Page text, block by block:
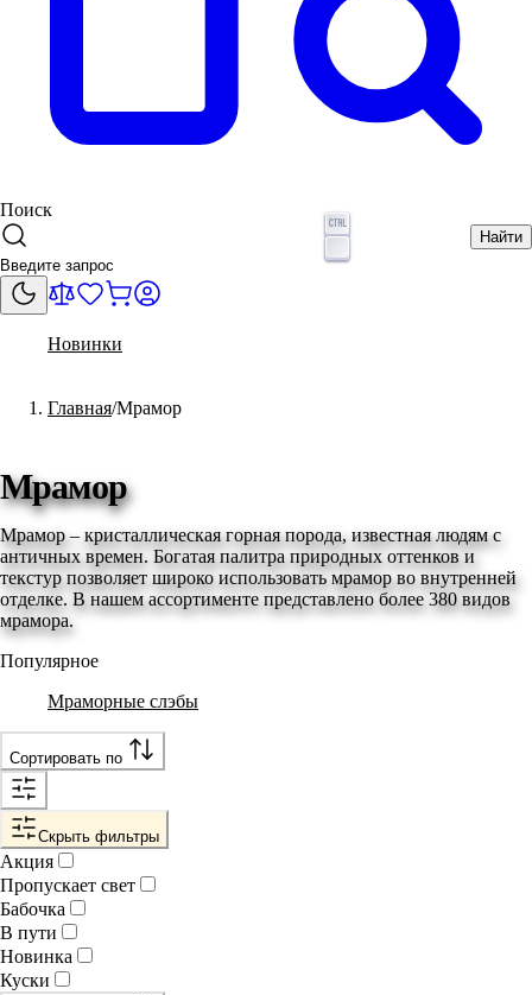
Поиск
Найти
Новинки
Главная Мрамор
Мрамор
Мрамор – кристаллическая горная порода, известная людям с
античных времен. Богатая палитра природных оттенков и
текстур позволяет широко использовать мрамор во внутренней
отделке. В нашем ассортименте представлено более 380 видов
мрамора.
Популярное
Мраморные слэбы
Сортировать по
Скрыть фильтры
Акция
Пропускает свет
Бабочка
В пути
Новинка
Куски